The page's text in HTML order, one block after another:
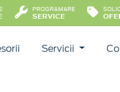
PROGRAMARE
SERVICE
Servicii